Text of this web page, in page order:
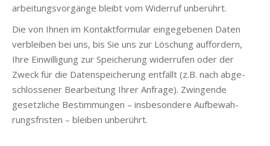
ar­bei­tungs­vor­gän­ge bleibt vom Wider­ruf unberührt.
Die von Ihnen im Kon­takt­for­mu­lar ein­ge­ge­be­nen Daten
ver­blei­ben bei uns, bis Sie uns zur Löschung auf­for­dern,
Ihre Ein­wil­li­gung zur Spei­che­rung wider­ru­fen oder der
Zweck für die Daten­spei­che­rung ent­fällt (z.B. nach abge­
schlos­se­ner Bear­bei­tung Ihrer Anfra­ge). Zwin­gen­de
gesetz­li­che Bestim­mun­gen – ins­be­son­de­re Auf­be­wah­
rungs­fris­ten – blei­ben unberührt.